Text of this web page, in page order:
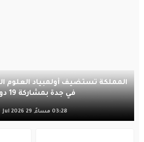
في جدة بمشاركة 19 دولة
03:28 مساءً, 29 Jul 2026